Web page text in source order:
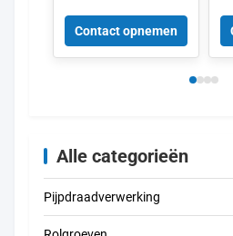
draagbare
elektrische
pijptreader
Contact opnemen
Alle categorieën
Pijpdraadverwerking